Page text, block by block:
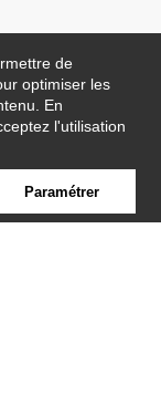
de
optimiser les
En
l'utilisation
Paramétrer